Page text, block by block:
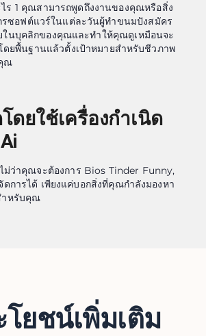
1 คุณสามารถพูดถึงงานของคุณหรือสิ่ง
รซอฟต์แวร์ในแต่ละวันผู้ทำขนมปังสมัคร
ในบุคลิกของคุณและทำให้คุณดูเหมือนจะ
ดยพื้นฐานแล้วตั้งเป้าหมายสำหรับชีวภาพ
ณ
ดยใช้เครื่องกำเนิด
ม่ว่าคุณจะต้องการ Bios Tinder Funny,
ารได้ เพียงแค่บอกสิ่งที่คุณกำลังมองหา
ำหรับคุณ
โยชน์เพิ่มเติม